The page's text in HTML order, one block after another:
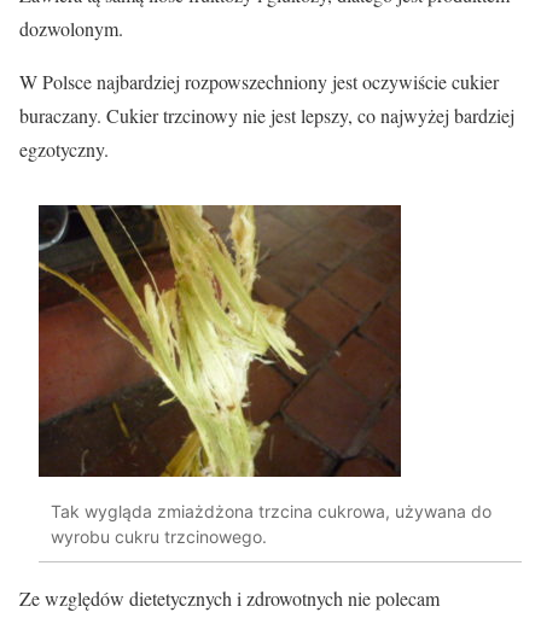
dozwolonym.
W Polsce najbardziej rozpowszechniony jest oczywiście cukier
buraczany. Cukier trzcinowy nie jest lepszy, co najwyżej bardziej
egzotyczny.
Tak wygląda zmiażdżona trzcina cukrowa, używana do
wyrobu cukru trzcinowego.
Ze względów dietetycznych i zdrowotnych nie polecam